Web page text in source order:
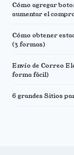
Cómo agregar
aumentar el
Cómo obtener
(3 formas)
Envío de Correo
forma fácil)
6 grandes Sitios